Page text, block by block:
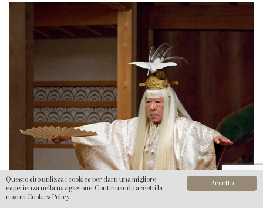
Accetto
Questo sito utilizza i cookies per darti una migliore
esperienza nella navigazione. Continuando accetti la
nostraCookies Policy